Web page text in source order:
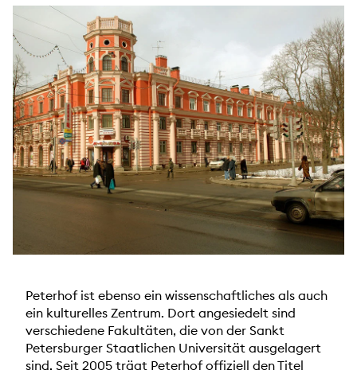
Peterhof ist ebenso ein wissenschaftliches als auch
ein kulturelles Zentrum. Dort angesiedelt sind
verschiedene Fakultäten, die von der Sankt
Petersburger Staatlichen Universität ausgelagert
sind. Seit 2005 trägt Peterhof offiziell den Titel